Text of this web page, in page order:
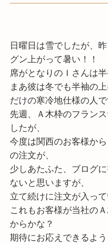
日曜日は雪でしたが、
グン上がって暑い！！
席がとなりのＩさんは半
まあ彼は冬でも半袖の
だけの寒冷地仕様の人で
先週、Ａ木枠のフラン
したが、
今度は関西のお客様か
の注文が、
少しあたふた、ブログ
ないと思いますが、
立て続けに注文が入って
これもお客様が当社の
からかな？
期待にお応えできるよ